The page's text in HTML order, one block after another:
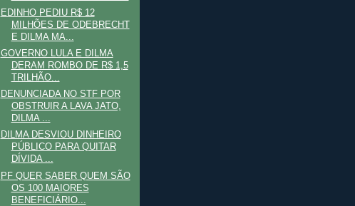
EDINHO PEDIU R$ 12
MILHÕES DE ODEBRECHT
E DILMA MA...
GOVERNO LULA E DILMA
DERAM ROMBO DE R$ 1,5
TRILHÃO...
DENUNCIADA NO STF POR
OBSTRUIR A LAVA JATO,
DILMA ...
DILMA DESVIOU DINHEIRO
PÚBLICO PARA QUITAR
DÍVIDA ...
PF QUER SABER QUEM SÃO
OS 100 MAIORES
BENEFICIÁRIO...